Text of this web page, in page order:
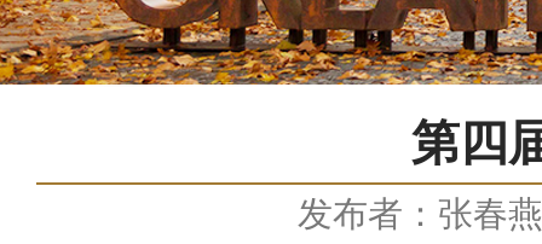
第四
发布者：张春燕